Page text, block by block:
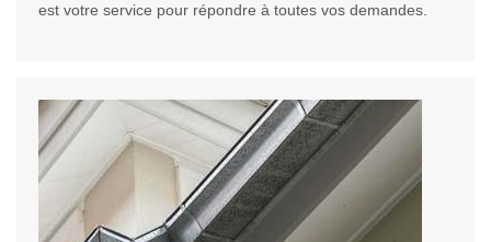
est votre service pour répondre à toutes vos demandes.